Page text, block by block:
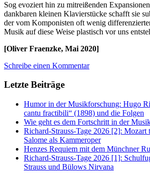
Sog evoziert hin zu mitreißenden
dankbaren kleinen Klavierstücke schafft sie
der vom Komponisten oft wenig
Musik auf diese Weise plastisch vor uns
[Oliver Fraenzke, Mai 2020]
Schreibe einen Kommentar
Letzte Beiträge
Humor in der Musikforschung: Hugo
cantu fractibili“ (1898) und die Folgen
Wie geht es dem Fortschritt in der
Richard-Strauss-Tage 2026 [2]: Mozart
Salome als Kammeroper
Henzes Requiem mit dem Münchner
Richard-Strauss-Tage 2026 [1]:
Strauss und Bülows Nirvana